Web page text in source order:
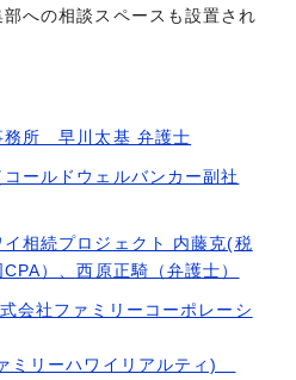
への相談スペースも設置され
務所 早川太基 弁護士
コールドウェルバンカー副社
イ相続プロジェクト 内藤克(税
）、西原正騎（弁護士）
会社ファミリーコーポレーシ
ミリーハワイリアルティ)